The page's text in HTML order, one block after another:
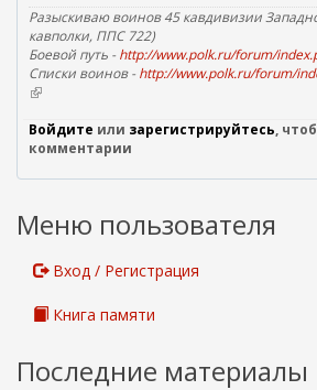
Разыскиваю воинов 45 кавдивизии
кавполки, ППС 722)
Боевой путь -http://www.polk.ru/forum/
Списки воинов -http://www.polk.ru/forum/
(
н
е
н
я
с
ы
Войдите или зарегистрируйтесь,
комментарии
Меню пользователя
Вход / Регистрация
Книга памяти
Последние материалы